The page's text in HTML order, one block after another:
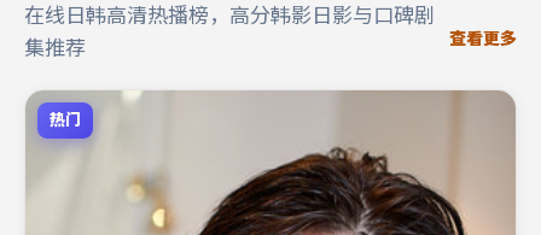
在线日韩高清热播榜，高分韩影日影与口碑剧
集推荐
查看更多
热门